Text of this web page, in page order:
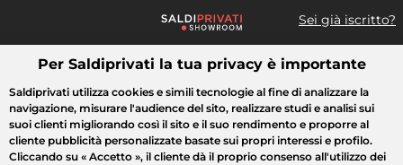
Sei già iscritto?
Cosa cerchi?
Tutte le vendite Moda Casa Bellezza Elettrodomestici
Per Saldiprivati la tua privacy è importante
Saldiprivati utilizza cookies e simili tecnologie al fine di analizzare la
navigazione, misurare l'audience del sito, realizzare studi e analisi sui
suoi clienti migliorando così il sito e il suo rendimento e proporre al
cliente pubblicità personalizzate basate sui propri interessi e profilo.
Cliccando su « Accetto », il cliente dà il proprio consenso all'utilizzo dei